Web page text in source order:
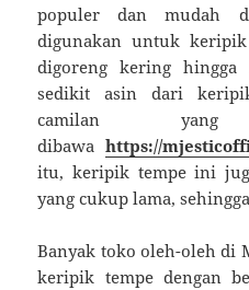
populer dan mudah
digunakan untuk
digoreng kering hingga
sedikit asin dari
camilan
dibawahttps://
itu, keripik tempe ini
yang cukup lama,
Banyak toko oleh-oleh di
keripik tempe dengan